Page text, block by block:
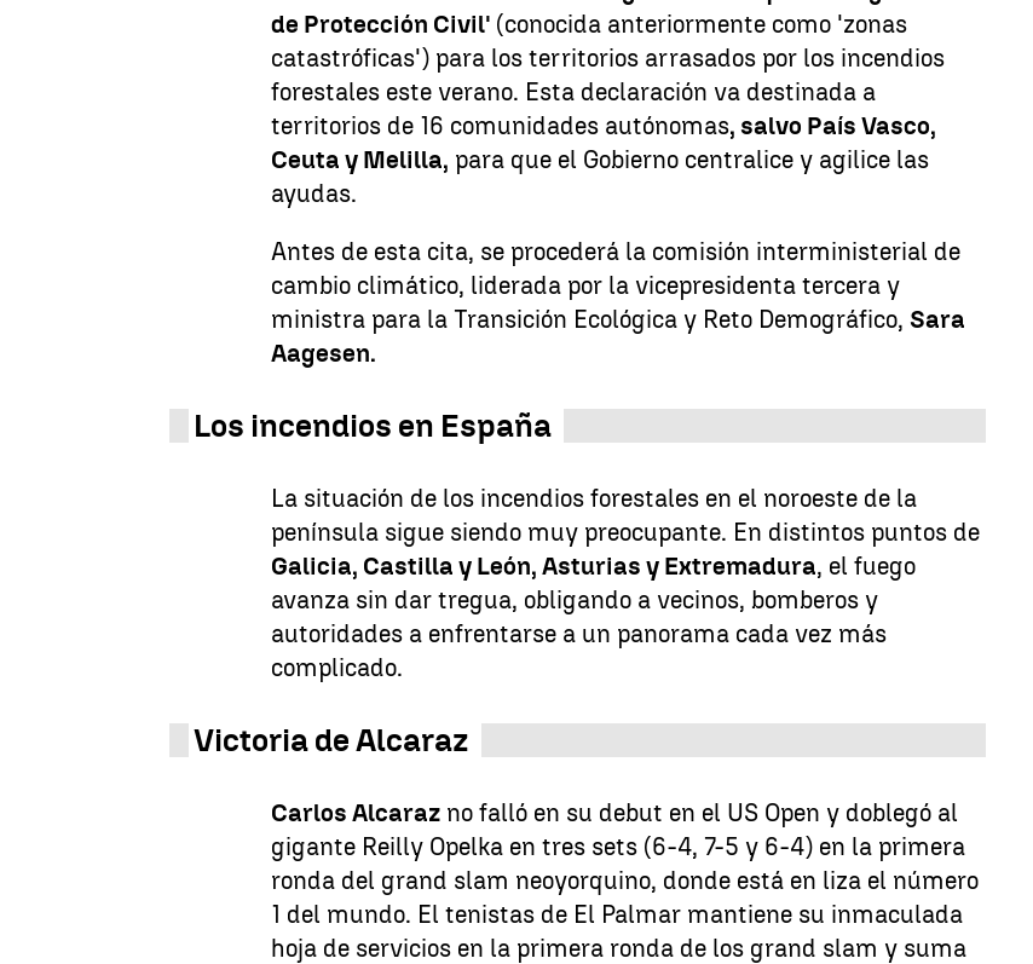
de Protección Civil' (conocida anteriormente como 'zonas
catastróficas') para los territorios arrasados por los incendios
forestales este verano. Esta declaración va destinada a
territorios de 16 comunidades autónomas, salvo País Vasco,
Ceuta y Melilla, para que el Gobierno centralice y agilice las
ayudas.
Antes de esta cita, se procederá la comisión interministerial de
cambio climático, liderada por la vicepresidenta tercera y
ministra para la Transición Ecológica y Reto Demográfico,Sara
Aagesen.
Los incendios en España
La situación de los incendios forestales en el noroeste de la
península sigue siendo muy preocupante. En distintos puntos de
Galicia, Castilla y León, Asturias y Extremadura, el fuego
avanza sin dar tregua, obligando a vecinos, bomberos y
autoridades a enfrentarse a un panorama cada vez más
complicado.
Victoria de Alcaraz
Carlos Alcaraz no falló en su debut en el US Open y doblegó al
gigante Reilly Opelka en tres sets (6-4, 7-5 y 6-4) en la primera
ronda del grand slam neoyorquino, donde está en liza el número
1 del mundo. El tenistas de El Palmar mantiene su inmaculada
hoja de servicios en la primera ronda de los grand slam y suma